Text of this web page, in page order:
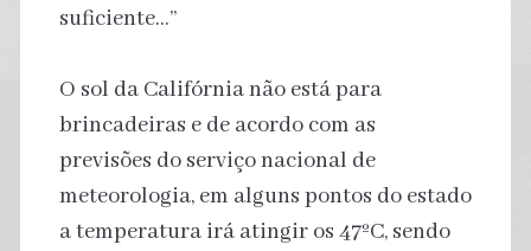
suficiente…”
O sol da Califórnia não está para
brincadeiras e de acordo com as
previsões do serviço nacional de
meteorologia, em alguns pontos do estado
a temperatura irá atingir os 47ºC, sendo